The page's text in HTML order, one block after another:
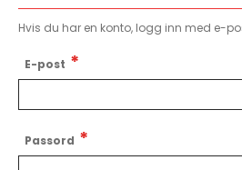
Hvis du har en konto, logg inn med e-
E-post
Passord